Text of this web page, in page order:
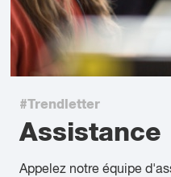
#Trendletter
Assistance
Appelez notre équipe